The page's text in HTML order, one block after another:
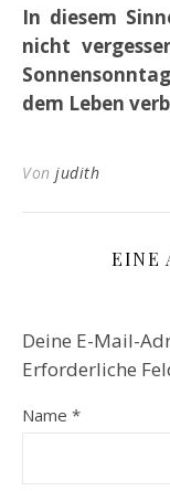
In diesem
nicht
dem Leben
Von judith
EINE
Deine E-Mail-
Erforderliche
Name *